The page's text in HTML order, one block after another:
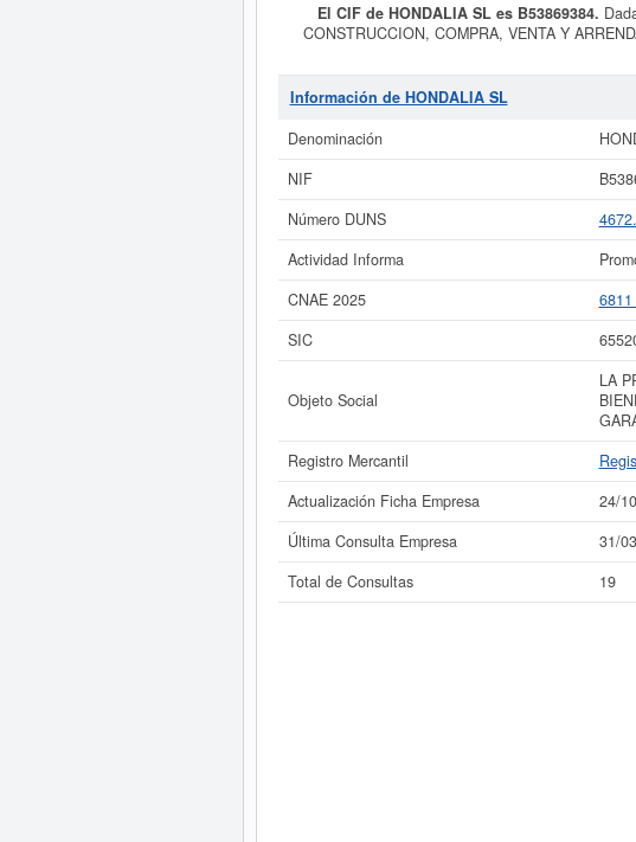
El CIF de HONDALIA SL es B53869384.
CONSTRUCCION, COMPRA, VENTA Y
OFICIAL, APARTAMENTOS, GARAJES,
Compraventa de bienes inmobiliarios por cuenta
empresa ha sido el 31/03/2025, acumulando un
en el
Si está interesado en conocer más datos de la
consultar los resultados de
La última
Información de HONDALIA SL
Denominación
NIF
Número DUNS
Actividad Informa
CNAE 2025
SIC
Objeto Social
LA
Registro Mercantil
Actualización Ficha Empresa
24/
Última Consulta Empresa
31/
Total de Consultas
19